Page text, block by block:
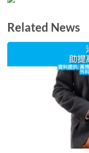
Related News